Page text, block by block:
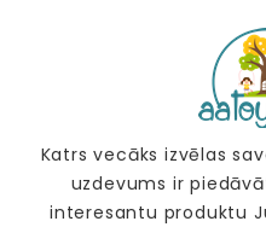
Katrs vecāks izvēlas
uzdevums ir
interesantu produktu